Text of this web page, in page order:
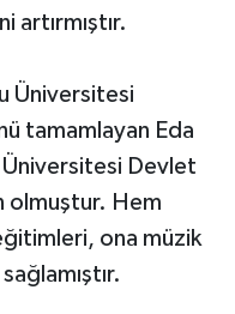
artırmıştır.
Üniversitesi
tamamlayan Eda
Üniversitesi Devlet
olmuştur. Hem
ona müzik